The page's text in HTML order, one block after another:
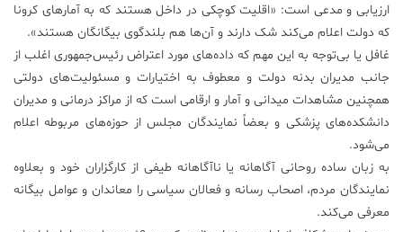
عکس
پادکست
مجله
فرهنگی
و
هنری
ارزیابی و مدعی است: «اقلیت کوچکی در داخل هستند که به آمارهای کرونا
که دولت اعلام می‌کند شک دارند و آن‌ها هم بلندگوی بیگانگان هستند».
غافل یا بی‌توجه به این مهم که داده‌های مورد اعتراض رئیس‌جمهوری اغلب از
جانب مدیران بدنه دولت و معطوف به اختیارات و مسئولیت‌های دولتی
همچنین مشاهدات میدانی و آمار و ارقامی است که از مراکز درمانی و مدیران
دانشکده‌های پزشکی و بعضاً نمایندگان مجلس از حوزه‌های مربوطه اعلام
می‌شود.
به زبان ساده روحانی آگاهانه یا ناآگاهانه طیفی از کارگزاران خود و بعلاوه
نمایندگان مردم، اصحاب رسانه و فعالان سیاسی را معاندان و عوامل بیگانه
معرفی می‌کند.